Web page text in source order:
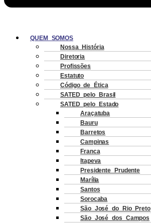
QUEM SOMOS
Nossa História
Diretoria
Profissões
Estatuto
Código de Ética
SATED pelo Brasil
SATED pelo Estado
Araçatuba
Bauru
Barretos
Campinas
Franca
Itapeva
Presidente Prudente
Marília
Santos
Sorocaba
São José do Rio Preto
São José dos Campos